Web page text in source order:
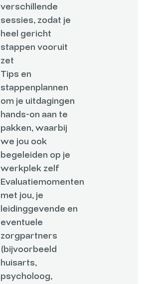
verschillende
sessies, zodat je
heel gericht
stappen vooruit
zet
Tips en
stappenplannen
om je uitdagingen
hands-on aan te
pakken, waarbij
we jou ook
begeleiden op je
werkplek zelf
Evaluatiemomenten
met jou, je
leidinggevende en
eventuele
zorgpartners
(bijvoorbeeld
huisarts,
psycholoog,